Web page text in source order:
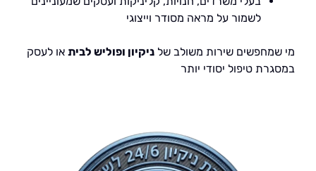
לשמור על מראה מסודר וייצוגי
שירות משולב שלניקיון ופוליש לביתאו לעסק
טיפול יסודי יותר